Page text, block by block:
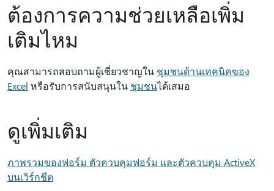
ต้องการความช่วยเหลือเพิ่ม
เติมไหม
คุณสามารถสอบถามผู้เชี่ยวชาญใน ชุมชนด้านเทคนิคของ
Excel หรือรับการสนับสนุนใน ชุมชนได้เสมอ
ดูเพิ่มเติม
ภาพรวมของฟอร์ม ตัวควบคุมฟอร์ม และตัวควบคุม ActiveX
บนเวิร์กชีต